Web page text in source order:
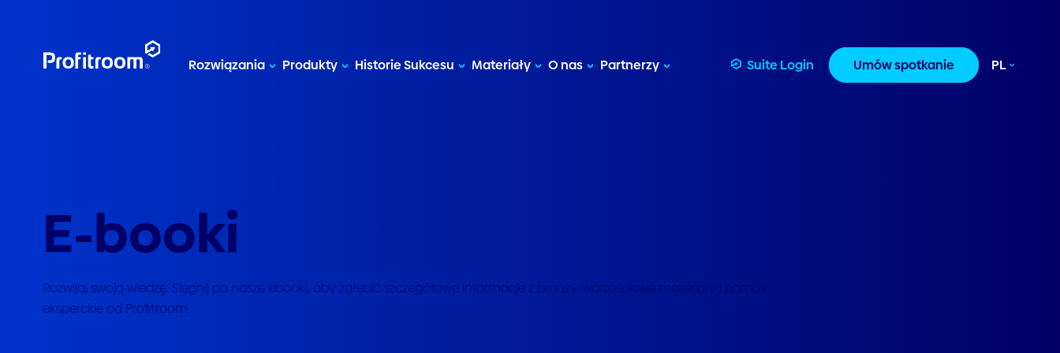
Rozwiązania Produkty Historie Sukcesu Materiały O nas Partnerzy Suite Login Umów spotkanie PL
E-booki
Rozwijaj swoją wiedzę. Sięgnij po nasze ebooki, aby zgłębić szczegółowe informacje z branży, wartościowe materiały i porady
eksperckie od Profitroom.